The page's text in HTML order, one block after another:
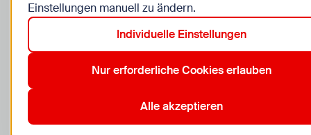
Die erste Regel
Was passiert überhaupt bei der Regel? Wann
bekommt man diese das 1. Mal? Was tun bei
Schmerzen? Was ist PMS?
Einstellungen manuell zu ändern.
Individuelle Einstellungen
Nur erforderliche Cookies erlauben
Alle akzeptieren